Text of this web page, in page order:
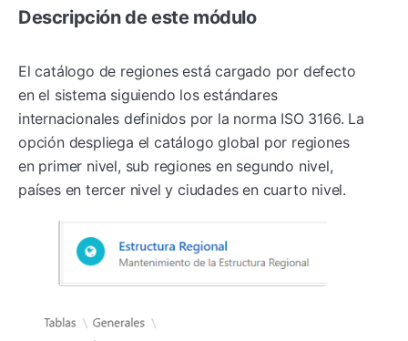
Descripción de este módulo
El catálogo de regiones está cargado por defecto
en el sistema siguiendo los estándares
internacionales definidos por la norma ISO 3166. La
opción despliega el catálogo global por regiones
en primer nivel, sub regiones en segundo nivel,
países en tercer nivel y ciudades en cuarto nivel.